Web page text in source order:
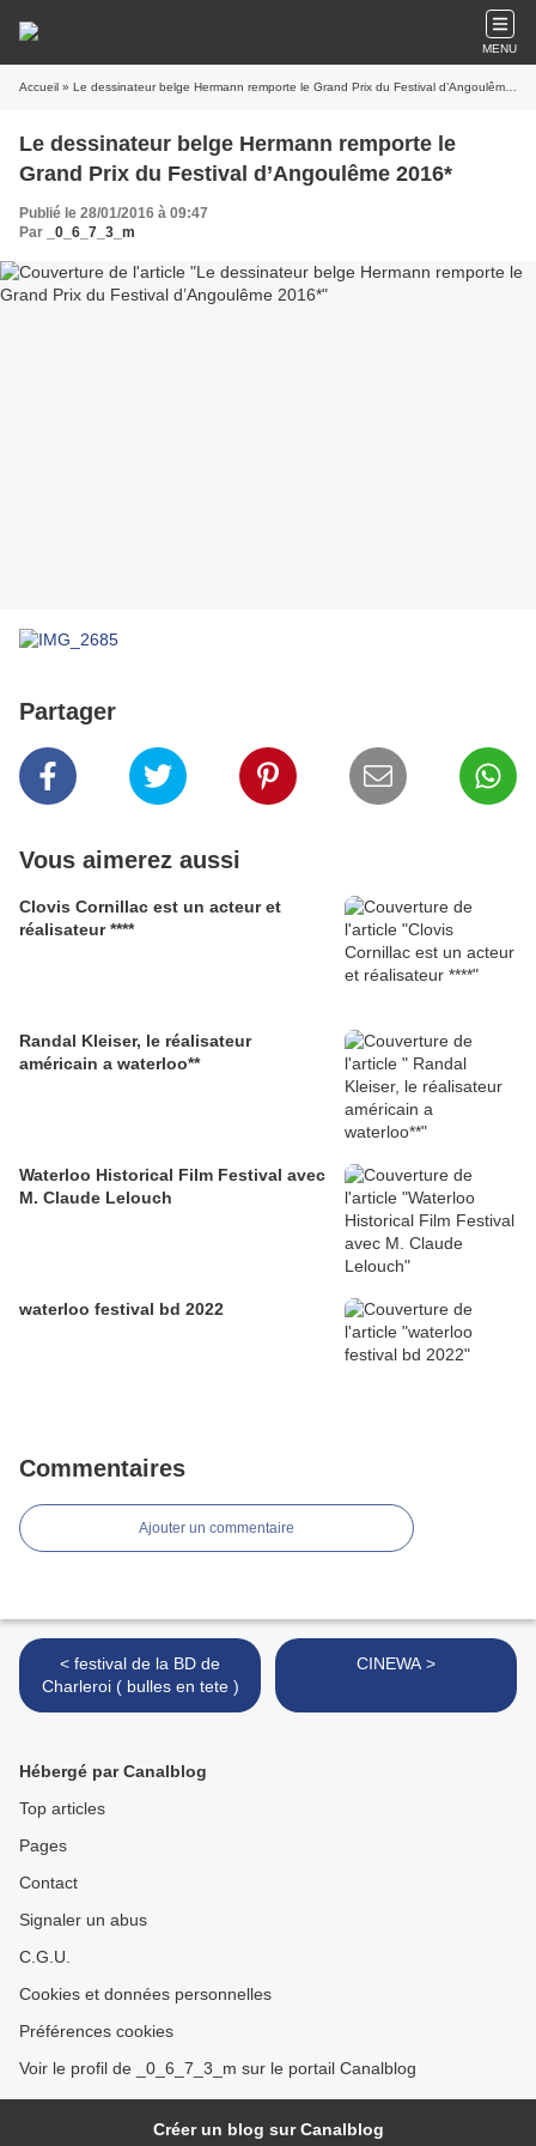
MENU
Accueil » Le dessinateur belge Hermann remporte le Grand Prix du Festival d’Angoulême 2016*
Le dessinateur belge Hermann remporte le
Grand Prix du Festival d’Angoulême 2016*
Publié le 28/01/2016 à 09:47
Par
_0_6_7_3_m
Partager
Vous aimerez aussi
Clovis Cornillac est un acteur et
réalisateur ****
Randal Kleiser, le réalisateur
américain a waterloo**
Waterloo Historical Film Festival avec
M. Claude Lelouch
waterloo festival bd 2022
Commentaires
Ajouter un commentaire
< festival de la BD de
Charleroi ( bulles en tete )
CINEWA >
Hébergé par Canalblog
Top articles
Pages
Contact
Signaler un abus
C.G.U.
Cookies et données personnelles
Préférences cookies
Voir le profil de _0_6_7_3_m sur le portail Canalblog
Créer un blog sur Canalblog